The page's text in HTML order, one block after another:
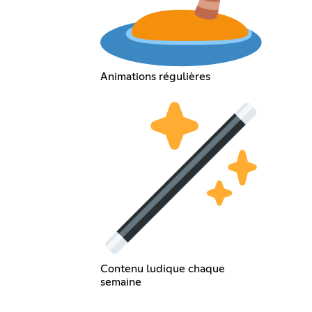
Animations régulières
Contenu ludique chaque
semaine